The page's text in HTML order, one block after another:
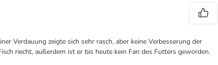
Verdauung zeigte sich sehr rasch, aber keine Verbesserung der
riecht, außerdem ist er bis heute kein Fan des Futters geworden.